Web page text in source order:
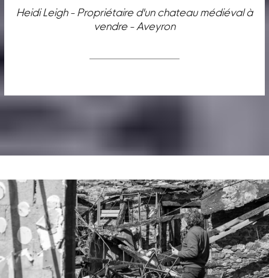
Heidi Leigh - Propriétaire d'un chateau médiéval à
vendre - Aveyron